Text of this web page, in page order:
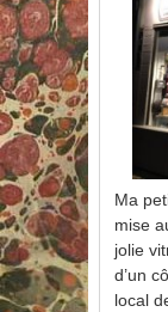
Ma
mise
jolie
d’un
local